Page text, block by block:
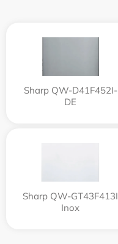
Sharp QW-D41F452I-
DE
Sharp QW-GT43F413I
Inox